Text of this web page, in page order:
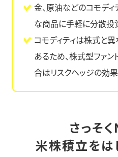
金、原油などのコモデ
な商品に手軽に分散投
コモディティは株式と
あるため、株式型ファ
合はリスクヘッジの効
さっそ
米株積立をは